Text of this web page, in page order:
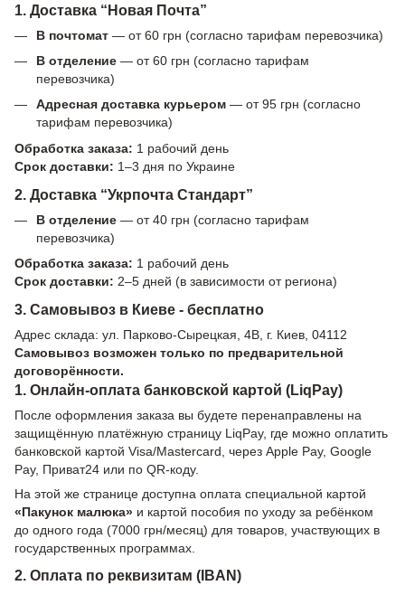
1. Доставка “Новая Почта”
В почтомат — от 60 грн (согласно тарифам перевозчика)
В отделение — от 60 грн (согласно тарифам
перевозчика)
Адресная доставка курьером — от 95 грн (согласно
тарифам перевозчика)
Обработка заказа: 1 рабочий день
Срок доставки: 1–3 дня по Украине
2. Доставка “Укрпочта Стандарт”
В отделение — от 40 грн (согласно тарифам
перевозчика)
Обработка заказа: 1 рабочий день
Срок доставки: 2–5 дней (в зависимости от региона)
3. Самовывоз в Киеве - бесплатно
Адрес склада: ул. Парково-Сырецкая, 4В, г. Киев, 04112
Самовывоз возможен только по предварительной
договорённости.
1. Онлайн-оплата банковской картой (LiqPay)
После оформления заказа вы будете перенаправлены на
защищённую платёжную страницу LiqPay, где можно оплатить
банковской картой Visa/Mastercard, через Apple Pay, Google
Pay, Приват24 или по QR-коду.
На этой же странице доступна оплата специальной картой
«Пакунок малюка» и картой пособия по уходу за ребёнком
до одного года (7000 грн/месяц) для товаров, участвующих в
государственных программах.
2. Оплата по реквизитам (IBAN)